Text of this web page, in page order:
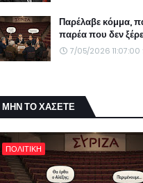
Παρέλαβε κόμμα,
παρέα που δεν
7/05/2026 11:07:00
ΜΗΝ ΤΟ ΧΑΣΕΤΕ
ΠΟΛΙΤΙΚΗ